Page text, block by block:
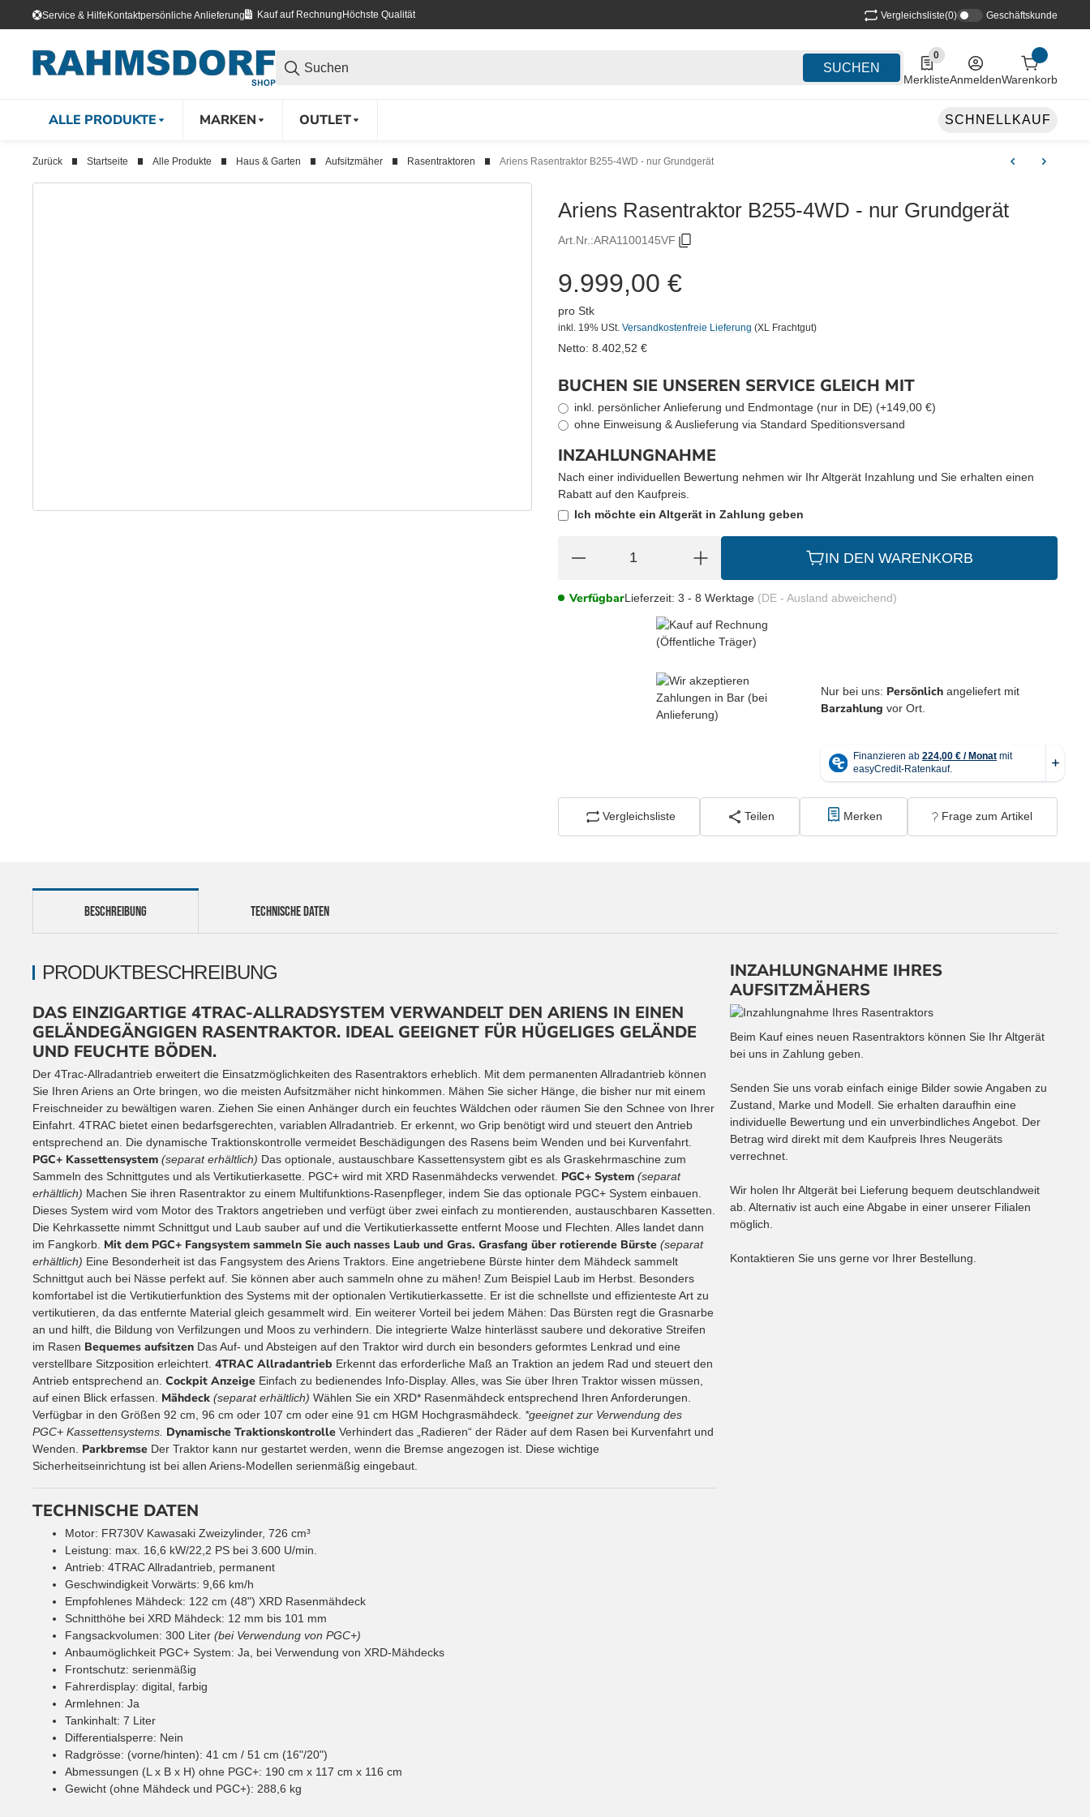
Service & HilfeKontaktpersönliche Anlieferung Kauf auf Rechnung Höchste Qualität Vergleichsliste(0) Geschäftskunde
SUCHEN
0
0 Produkte in der Liste
MerklisteAnmeldenWarenkorb
ALLE PRODUKTE MARKEN OUTLET SCHNELLKAUF
Zurück Startseite Alle Produkte Haus & Garten Aufsitzmäher Rasentraktoren Ariens Rasentraktor B255-4WD - nur Grundgerät
Ariens Rasentraktor B255-4WD - nur Grundgerät
Art.Nr.:ARA1100145VF
9.999,00 €
pro Stk
inkl. 19% USt. Versandkostenfreie Lieferung (XL Frachtgut)
Netto: 8.402,52 €
BUCHEN SIE UNSEREN SERVICE GLEICH MIT
inkl. persönlicher Anlieferung und Endmontage (nur in DE) (+149,00 €)
ohne Einweisung & Auslieferung via Standard Speditionsversand
INZAHLUNGNAHME
Nach einer individuellen Bewertung nehmen wir Ihr Altgerät Inzahlung und Sie erhalten einen
Rabatt auf den Kaufpreis.
Ich möchte ein Altgerät in Zahlung geben
IN DEN WARENKORB
VerfügbarLieferzeit: 3 - 8 Werktage (DE - Ausland abweichend)
Nur bei uns: Persönlich angeliefert mit
Barzahlung vor Ort.
Vergleichsliste Teilen Merken Frage zum Artikel
TECHNISCHE DATEN
BESCHREIBUNG
PRODUKTBESCHREIBUNG
DAS EINZIGARTIGE 4TRAC-ALLRADSYSTEM VERWANDELT DEN ARIENS IN EINEN
GELÄNDEGÄNGIGEN RASENTRAKTOR. IDEAL GEEIGNET FÜR HÜGELIGES GELÄNDE
UND FEUCHTE BÖDEN.
Der 4Trac-Allradantrieb erweitert die Einsatzmöglichkeiten des Rasentraktors erheblich. Mit dem permanenten Allradantrieb können
Sie Ihren Ariens an Orte bringen, wo die meisten Aufsitzmäher nicht hinkommen. Mähen Sie sicher Hänge, die bisher nur mit einem
Freischneider zu bewältigen waren. Ziehen Sie einen Anhänger durch ein feuchtes Wäldchen oder räumen Sie den Schnee von Ihrer
Einfahrt. 4TRAC bietet einen bedarfsgerechten, variablen Allradantrieb. Er erkennt, wo Grip benötigt wird und steuert den Antrieb
entsprechend an. Die dynamische Traktionskontrolle vermeidet Beschädigungen des Rasens beim Wenden und bei Kurvenfahrt.
PGC+ Kassettensystem (separat erhältlich) Das optionale, austauschbare Kassettensystem gibt es als Graskehrmaschine zum
Sammeln des Schnittgutes und als Vertikutierkasette. PGC+ wird mit XRD Rasenmähdecks verwendet. PGC+ System (separat
erhältlich) Machen Sie ihren Rasentraktor zu einem Multifunktions-Rasenpfleger, indem Sie das optionale PGC+ System einbauen.
Dieses System wird vom Motor des Traktors angetrieben und verfügt über zwei einfach zu montierenden, austauschbaren Kassetten.
Die Kehrkassette nimmt Schnittgut und Laub sauber auf und die Vertikutierkassette entfernt Moose und Flechten. Alles landet dann
im Fangkorb. Mit dem PGC+ Fangsystem sammeln Sie auch nasses Laub und Gras. Grasfang über rotierende Bürste (separat
erhältlich) Eine Besonderheit ist das Fangsystem des Ariens Traktors. Eine angetriebene Bürste hinter dem Mähdeck sammelt
Schnittgut auch bei Nässe perfekt auf. Sie können aber auch sammeln ohne zu mähen! Zum Beispiel Laub im Herbst. Besonders
komfortabel ist die Vertikutierfunktion des Systems mit der optionalen Vertikutierkassette. Er ist die schnellste und effizienteste Art zu
vertikutieren, da das entfernte Material gleich gesammelt wird. Ein weiterer Vorteil bei jedem Mähen: Das Bürsten regt die Grasnarbe
an und hilft, die Bildung von Verfilzungen und Moos zu verhindern. Die integrierte Walze hinterlässt saubere und dekorative Streifen
im Rasen Bequemes aufsitzen Das Auf- und Absteigen auf den Traktor wird durch ein besonders geformtes Lenkrad und eine
verstellbare Sitzposition erleichtert. 4TRAC Allradantrieb Erkennt das erforderliche Maß an Traktion an jedem Rad und steuert den
Antrieb entsprechend an. Cockpit Anzeige Einfach zu bedienendes Info-Display. Alles, was Sie über Ihren Traktor wissen müssen,
auf einen Blick erfassen. Mähdeck (separat erhältlich) Wählen Sie ein XRD* Rasenmähdeck entsprechend Ihren Anforderungen.
Verfügbar in den Größen 92 cm, 96 cm oder 107 cm oder eine 91 cm HGM Hochgrasmähdeck. *geeignet zur Verwendung des
PGC+ Kassettensystems. Dynamische Traktionskontrolle Verhindert das „Radieren“ der Räder auf dem Rasen bei Kurvenfahrt und
Wenden. Parkbremse Der Traktor kann nur gestartet werden, wenn die Bremse angezogen ist. Diese wichtige
Sicherheitseinrichtung ist bei allen Ariens-Modellen serienmäßig eingebaut.
TECHNISCHE DATEN
Motor: FR730V Kawasaki Zweizylinder, 726 cm³
Leistung: max. 16,6 kW/22,2 PS bei 3.600 U/min.
Antrieb: 4TRACAllradantrieb, permanent
Geschwindigkeit Vorwärts: 9,66 km/h
Empfohlenes Mähdeck: 122 cm (48") XRD Rasenmähdeck
Schnitthöhe bei XRD Mähdeck: 12 mm bis 101 mm
Fangsackvolumen: 300 Liter (bei Verwendung von PGC+)
Anbaumöglichkeit PGC+ System: Ja, bei Verwendung von XRD-Mähdecks
Frontschutz: serienmäßig
Fahrerdisplay: digital, farbig
Armlehnen: Ja
Tankinhalt: 7 Liter
Differentialsperre: Nein
Radgrösse: (vorne/hinten): 41 cm / 51 cm (16"/20")
Abmessungen (L x B x H) ohne PGC+: 190 cm x 117 cm x 116 cm
Gewicht (ohne Mähdeck und PGC+): 288,6 kg
INZAHLUNGNAHME IHRES
AUFSITZMÄHERS
Beim Kauf eines neuen Rasentraktors können Sie Ihr Altgerät
bei uns in Zahlung geben.
Senden Sie uns vorab einfach einige Bilder sowie Angaben zu
Zustand, Marke und Modell. Sie erhalten daraufhin eine
individuelle Bewertung und ein unverbindliches Angebot. Der
Betrag wird direkt mit dem Kaufpreis Ihres Neugeräts
verrechnet.
Wir holen Ihr Altgerät bei Lieferung bequem deutschlandweit
ab. Alternativ ist auch eine Abgabe in einer unserer Filialen
möglich.
Kontaktieren Sie uns gerne vor Ihrer Bestellung.